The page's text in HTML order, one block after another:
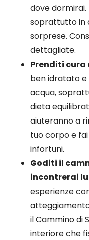
dove
soprattutto in
sorprese.
dettagliate.
Prenditi
ben idratato
acqua,
dieta
aiuteranno a
tuo corpo e
infortuni.
Goditi il
incontrerai
esperienze
il Cammino di
interiore che